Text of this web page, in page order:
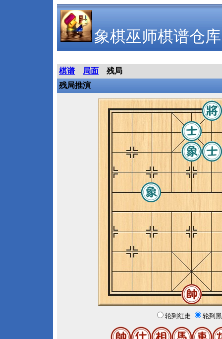
象棋巫师棋谱仓库
棋谱 局面
残局
残局推演
轮到红走 轮到